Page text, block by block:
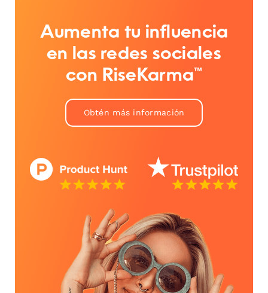
Aumenta tu influencia
en las redes sociales
con RiseKarma™
Obtén más información